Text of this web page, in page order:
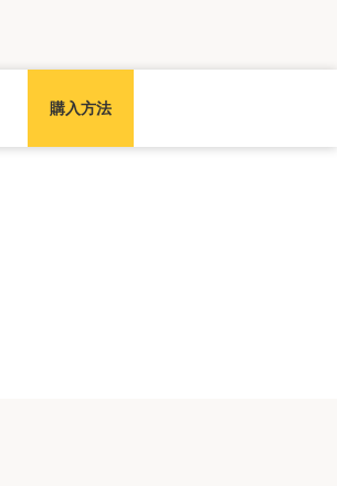
購入方法